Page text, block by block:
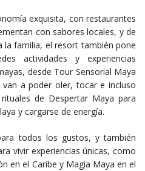
exquisita, con restaurantes
con sabores locales, y de
la familia, el resort también pone
actividades y experiencias
desde Tour Sensorial Maya
a poder oler, tocar e incluso
de Despertar Maya para
y cargarse de energía.
todos los gustos, y también
vivir experiencias únicas, como
en el Caribe y Magia Maya en el